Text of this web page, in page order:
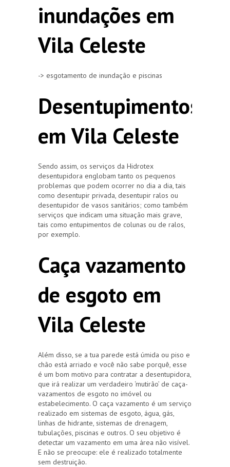
inundações em
Vila Celeste
-> esgotamento de inundação e piscinas
Desentupimentos
em Vila Celeste
Sendo assim, os serviços da Hidrotex
desentupidora englobam tanto os pequenos
problemas que podem ocorrer no dia a dia, tais
como desentupir privada, desentupir ralos ou
desentupidor de vasos sanitários; como também
serviços que indicam uma situação mais grave,
tais como entupimentos de colunas ou de ralos,
por exemplo.
Caça vazamento
de esgoto em
Vila Celeste
Além disso, se a tua parede está úmida ou piso e
chão está arriado e você não sabe porquê, esse
é um bom motivo para contratar a desentupidora,
que irá realizar um verdadeiro ‘mutirão’ de caça-
vazamentos de esgoto no imóvel ou
estabelecimento. O caça vazamento é um serviço
realizado em sistemas de esgoto, água, gás,
linhas de hidrante, sistemas de drenagem,
tubulações, piscinas e outros. O seu objetivo é
detectar um vazamento em uma área não visível.
E não se preocupe: ele é realizado totalmente
sem destruição.